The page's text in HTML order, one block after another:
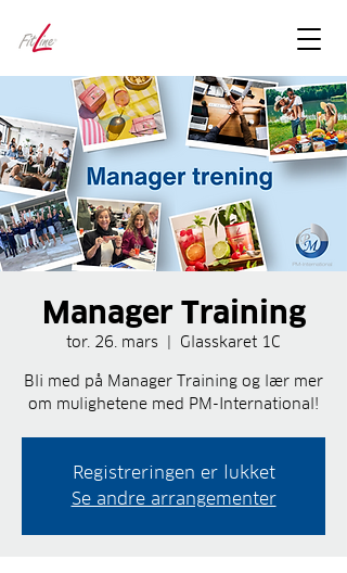
Manager Training
tor. 26. mars
  |
Glasskaret 1C
Bli med på Manager Training og lær mer
om mulighetene med PM-International!
Registreringen er lukket
Se andre arrangementer